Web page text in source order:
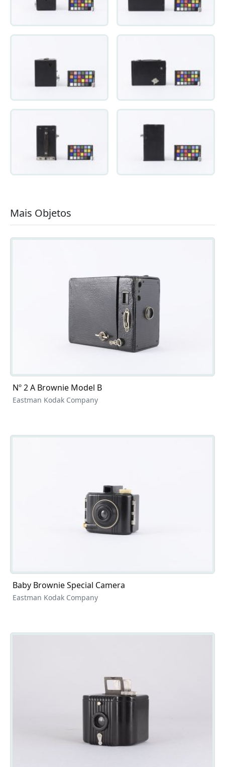
Mais Objetos
Nº 2 A Brownie Model B
Eastman Kodak Company
Baby Brownie Special Camera
Eastman Kodak Company